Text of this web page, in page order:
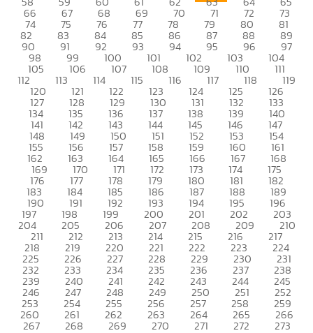
66 67 68 69 70 71 72 73
74 75 76 77 78 79 80 81
82 83 84 85 86 87 88 89
90 91 92 93 94 95 96 97
98 99 100 101 102 103 104
105 106 107 108 109 110 111
112 113 114 115 116 117 118 119
120 121 122 123 124 125 126
127 128 129 130 131 132 133
134 135 136 137 138 139 140
141 142 143 144 145 146 147
148 149 150 151 152 153 154
155 156 157 158 159 160 161
162 163 164 165 166 167 168
169 170 171 172 173 174 175
176 177 178 179 180 181 182
183 184 185 186 187 188 189
190 191 192 193 194 195 196
197 198 199 200 201 202 203
204 205 206 207 208 209 210
211 212 213 214 215 216 217
218 219 220 221 222 223 224
225 226 227 228 229 230 231
232 233 234 235 236 237 238
239 240 241 242 243 244 245
246 247 248 249 250 251 252
253 254 255 256 257 258 259
260 261 262 263 264 265 266
267 268 269 270 271 272 273